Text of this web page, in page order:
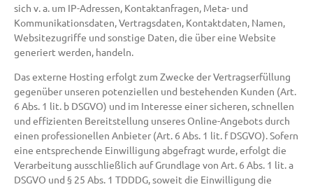
sich v. a. um IP-Adressen, Kontaktanfragen, Meta- und
Kommunikationsdaten, Vertragsdaten, Kontaktdaten, Namen,
Websitezugriffe und sonstige Daten, die über eine Website
generiert werden, handeln.
Das externe Hosting erfolgt zum Zwecke der Vertragserfüllung
gegenüber unseren potenziellen und bestehenden Kunden (Art.
6 Abs. 1 lit. b DSGVO) und im Interesse einer sicheren, schnellen
und effizienten Bereitstellung unseres Online-Angebots durch
einen professionellen Anbieter (Art. 6 Abs. 1 lit. f DSGVO). Sofern
eine entsprechende Einwilligung abgefragt wurde, erfolgt die
Verarbeitung ausschließlich auf Grundlage von Art. 6 Abs. 1 lit. a
DSGVO und § 25 Abs. 1 TDDDG, soweit die Einwilligung die